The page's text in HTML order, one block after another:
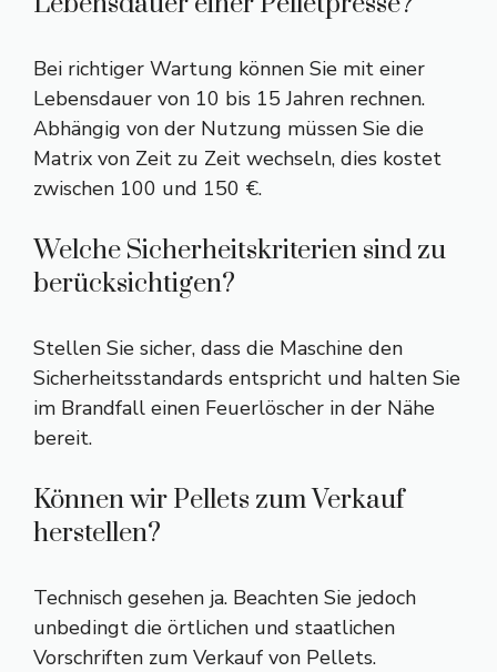
Bei richtiger Wartung können Sie mit einer
Lebensdauer von 10 bis 15 Jahren rechnen.
Abhängig von der Nutzung müssen Sie die
Matrix von Zeit zu Zeit wechseln, dies kostet
zwischen 100 und 150 €.
Welche Sicherheitskriterien sind zu
berücksichtigen?
Stellen Sie sicher, dass die Maschine den
Sicherheitsstandards entspricht und halten Sie
im Brandfall einen Feuerlöscher in der Nähe
bereit.
Können wir Pellets zum Verkauf
herstellen?
Technisch gesehen ja. Beachten Sie jedoch
unbedingt die örtlichen und staatlichen
Vorschriften zum Verkauf von Pellets.